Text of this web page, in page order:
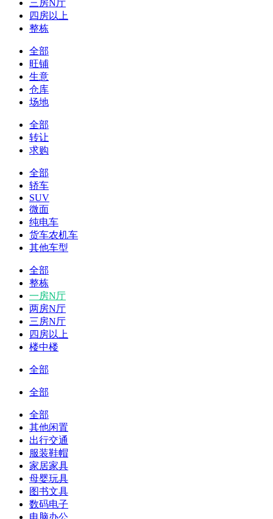
三房N厅
四房以上
整栋
全部
旺铺
生意
仓库
场地
全部
转让
求购
全部
轿车
SUV
微面
纯电车
货车农机车
其他车型
全部
整栋
一房N厅
两房N厅
三房N厅
四房以上
楼中楼
全部
全部
全部
其他闲置
出行交通
服装鞋帽
家居家具
母婴玩具
图书文具
数码电子
电脑办公